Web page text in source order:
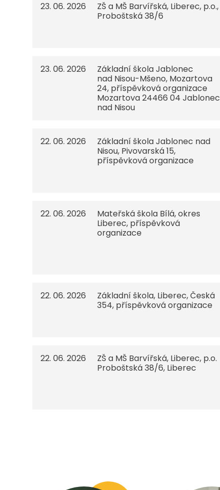
23. 06. 2026
ZŠ a MŠ Barvířská, Liberec, p.o.,
Proboštská 38/6
23. 06. 2026
Základní škola Jablonec
nad Nisou-Mšeno, Mozartova
24, příspěvková organizace
Mozartova 24466 04 Jablonec
nad Nisou
22. 06. 2026
Základní škola Jablonec nad
Nisou, Pivovarská 15,
příspěvková organizace
22. 06. 2026
Mateřská škola Bílá, okres
Liberec, příspěvková
organizace
22. 06. 2026
Základní škola, Liberec, Česká
354, příspěvková organizace
22. 06. 2026
ZŠ a MŠ Barvířská, Liberec, p.o.
Proboštská 38/6, Liberec